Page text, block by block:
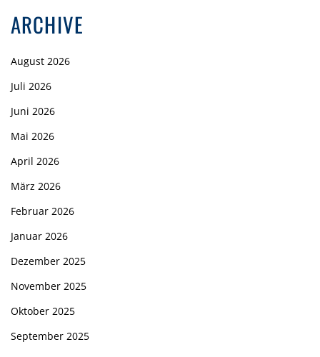
ARCHIVE
August 2026
Juli 2026
Juni 2026
Mai 2026
April 2026
März 2026
Februar 2026
Januar 2026
Dezember 2025
November 2025
Oktober 2025
September 2025